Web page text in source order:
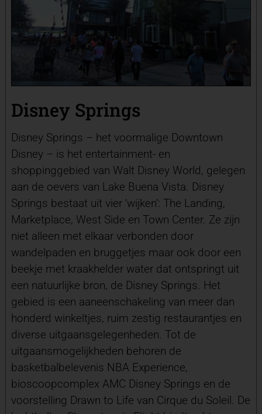
Disney Springs
Disney Springs – het voormalige Downtown
Disney – is het entertainment- en
shoppinggebied van Walt Disney World, gelegen
aan de oevers van Lake Buena Vista. Disney
Springs bestaat uit vier ‘wijken’: The Landing,
Marketplace, West Side en Town Center. Ze zijn
niet alleen met elkaar verbonden door
wandelpaden en bruggetjes maar ook door een
beekje met kraakhelder water dat ontspringt uit
een natuurlijke bron, de Disney Springs. Het
gebied is een aaneenschakeling van meer dan
honderd winkeltjes, ruim zestig restaurantjes en
diverse uitgaansgelegenheden. Tot de
uitgaansmogelijkheden behoren de
basketbalbelevenis NBA Experience,
bioscoopcomplex AMC Disney Springs en de
voorstelling Drawn to Life van Cirque du Soleil. De